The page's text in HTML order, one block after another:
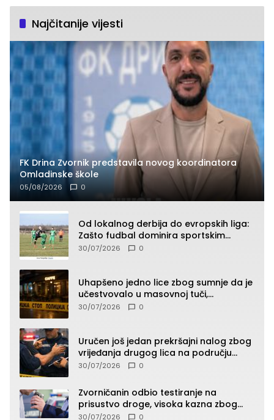
Najčitanije vijesti
FK Drina Zvornik predstavila novog koordinatora
Omladinske škole
05/08/2026 0
Od lokalnog derbija do evropskih liga:
Zašto fudbal dominira sportskim
klađenjem
30/07/2026 0
Uhapšeno jedno lice zbog sumnje da je
učestvovalo u masovnoj tuči,
maloljetnik zadobio povrede
30/07/2026 0
Uručen još jedan prekršajni nalog zbog
vrijeđanja drugog lica na području
Zvornika
30/07/2026 0
Zvorničanin odbio testiranje na
prisustvo droge, visoka kazna zbog
kršenja Zakona o osnovama
30/07/2026 0